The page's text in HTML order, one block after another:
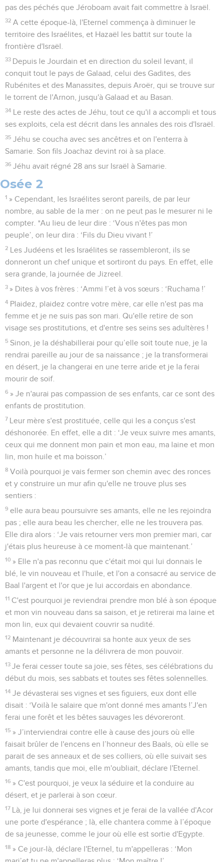
pas des péchés que Jéroboam avait fait commettre à Israël.
32 A cette époque-là, l'Eternel commença à diminuer le
territoire des Israélites, et Hazaël les battit sur toute la
frontière d'Israël.
33 Depuis le Jourdain et en direction du soleil levant, il
conquit tout le pays de Galaad, celui des Gadites, des
Rubénites et des Manassites, depuis Aroër, qui se trouve sur
le torrent de l'Arnon, jusqu'à Galaad et au Basan.
34 Le reste des actes de Jéhu, tout ce qu'il a accompli et tous
ses exploits, cela est décrit dans les annales des rois d'Israël.
35 Jéhu se coucha avec ses ancêtres et on l'enterra à
Samarie. Son fils Joachaz devint roi à sa place.
36 Jéhu avait régné 28 ans sur Israël à Samarie.
Osée 2
1 » Cependant, les Israélites seront pareils, de par leur
nombre, au sable de la mer : on ne peut pas le mesurer ni le
compter. *Au lieu de leur dire : ‘Vous n'êtes pas mon
peuple’, on leur dira : ‘Fils du Dieu vivant !’
2 Les Judéens et les Israélites se rassembleront, ils se
donneront un chef unique et sortiront du pays. En effet, elle
sera grande, la journée de Jizreel.
3 » Dites à vos frères : ‘Ammi !’et à vos sœurs : ‘Ruchama !’
4 Plaidez, plaidez contre votre mère, car elle n'est pas ma
femme et je ne suis pas son mari. Qu'elle retire de son
visage ses prostitutions, et d'entre ses seins ses adultères !
5 Sinon, je la déshabillerai pour qu’elle soit toute nue, je la
rendrai pareille au jour de sa naissance ; je la transformerai
en désert, je la changerai en une terre aride et je la ferai
mourir de soif.
6 » Je n'aurai pas compassion de ses enfants, car ce sont des
enfants de prostitution.
7 Leur mère s'est prostituée, celle qui les a conçus s'est
déshonorée. En effet, elle a dit : ‘Je veux suivre mes amants,
ceux qui me donnent mon pain et mon eau, ma laine et mon
lin, mon huile et ma boisson.’
8 Voilà pourquoi je vais fermer son chemin avec des ronces
et y construire un mur afin qu'elle ne trouve plus ses
sentiers :
9 elle aura beau poursuivre ses amants, elle ne les rejoindra
pas ; elle aura beau les chercher, elle ne les trouvera pas.
Elle dira alors : ‘Je vais retourner vers mon premier mari, car
j'étais plus heureuse à ce moment-là que maintenant.’
10 » Elle n'a pas reconnu que c'était moi qui lui donnais le
blé, le vin nouveau et l'huile, et l'on a consacré au service de
Baal l'argent et l'or que je lui accordais en abondance.
11 C'est pourquoi je reviendrai prendre mon blé à son époque
et mon vin nouveau dans sa saison, et je retirerai ma laine et
mon lin, eux qui devaient couvrir sa nudité.
12 Maintenant je découvrirai sa honte aux yeux de ses
amants et personne ne la délivrera de mon pouvoir.
13 Je ferai cesser toute sa joie, ses fêtes, ses célébrations du
début du mois, ses sabbats et toutes ses fêtes solennelles.
14 Je dévasterai ses vignes et ses figuiers, eux dont elle
disait : ‘Voilà le salaire que m'ont donné mes amants !’J'en
ferai une forêt et les bêtes sauvages les dévoreront.
15 » J’interviendrai contre elle à cause des jours où elle
faisait brûler de l'encens en l’honneur des Baals, où elle se
parait de ses anneaux et de ses colliers, où elle suivait ses
amants, tandis que moi, elle m'oubliait, déclare l'Eternel.
16 » C'est pourquoi, je veux la séduire et la conduire au
désert, et je parlerai à son cœur.
17 Là, je lui donnerai ses vignes et je ferai de la vallée d'Acor
une porte d'espérance ; là, elle chantera comme à l’époque
de sa jeunesse, comme le jour où elle est sortie d'Egypte.
18 » Ce jour-là, déclare l'Eternel, tu m'appelleras : ‘Mon